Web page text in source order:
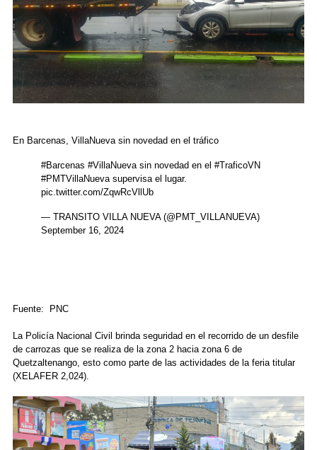
En Barcenas, VillaNueva sin novedad en el tráfico
#Barcenas #VillaNuevasin novedad en el #TraficoVN
#PMTVillaNuevasupervisa el lugar.
pic.twitter.com/ZqwRcVllUb
— TRANSITO VILLA NUEVA (@PMT_VILLANUEVA)
September 16, 2024
Fuente: PNC
La Policía Nacional Civil brinda seguridad en el recorrido de un desfile
de carrozas que se realiza de la zona 2 hacia zona 6 de
Quetzaltenango, esto como parte de las actividades de la feria titular
(XELAFER 2,024).